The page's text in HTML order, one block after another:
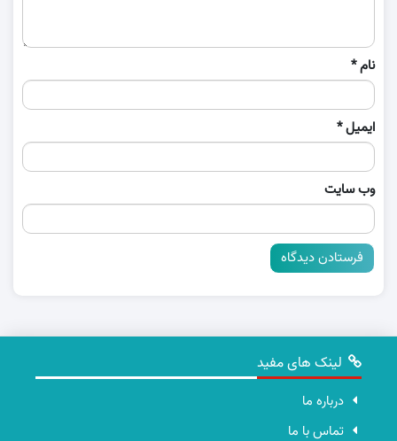
نام*
ایمیل*
وب‌ سایت
لینک های مفید
درباره ما
تماس با ما